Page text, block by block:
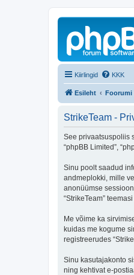
Kiirlingid KKK
Esileht Foorumi
StrikeTeam -
See privaatsuspoliis
“phpBB Limited”,
Sinu poolt saadud
andmeplokki, mille
anonüümse
“StrikeTeam”
Me võime ka
kuidas me kogume
registreerudes
Sinu kasutajakonto
ning kehtivat e-